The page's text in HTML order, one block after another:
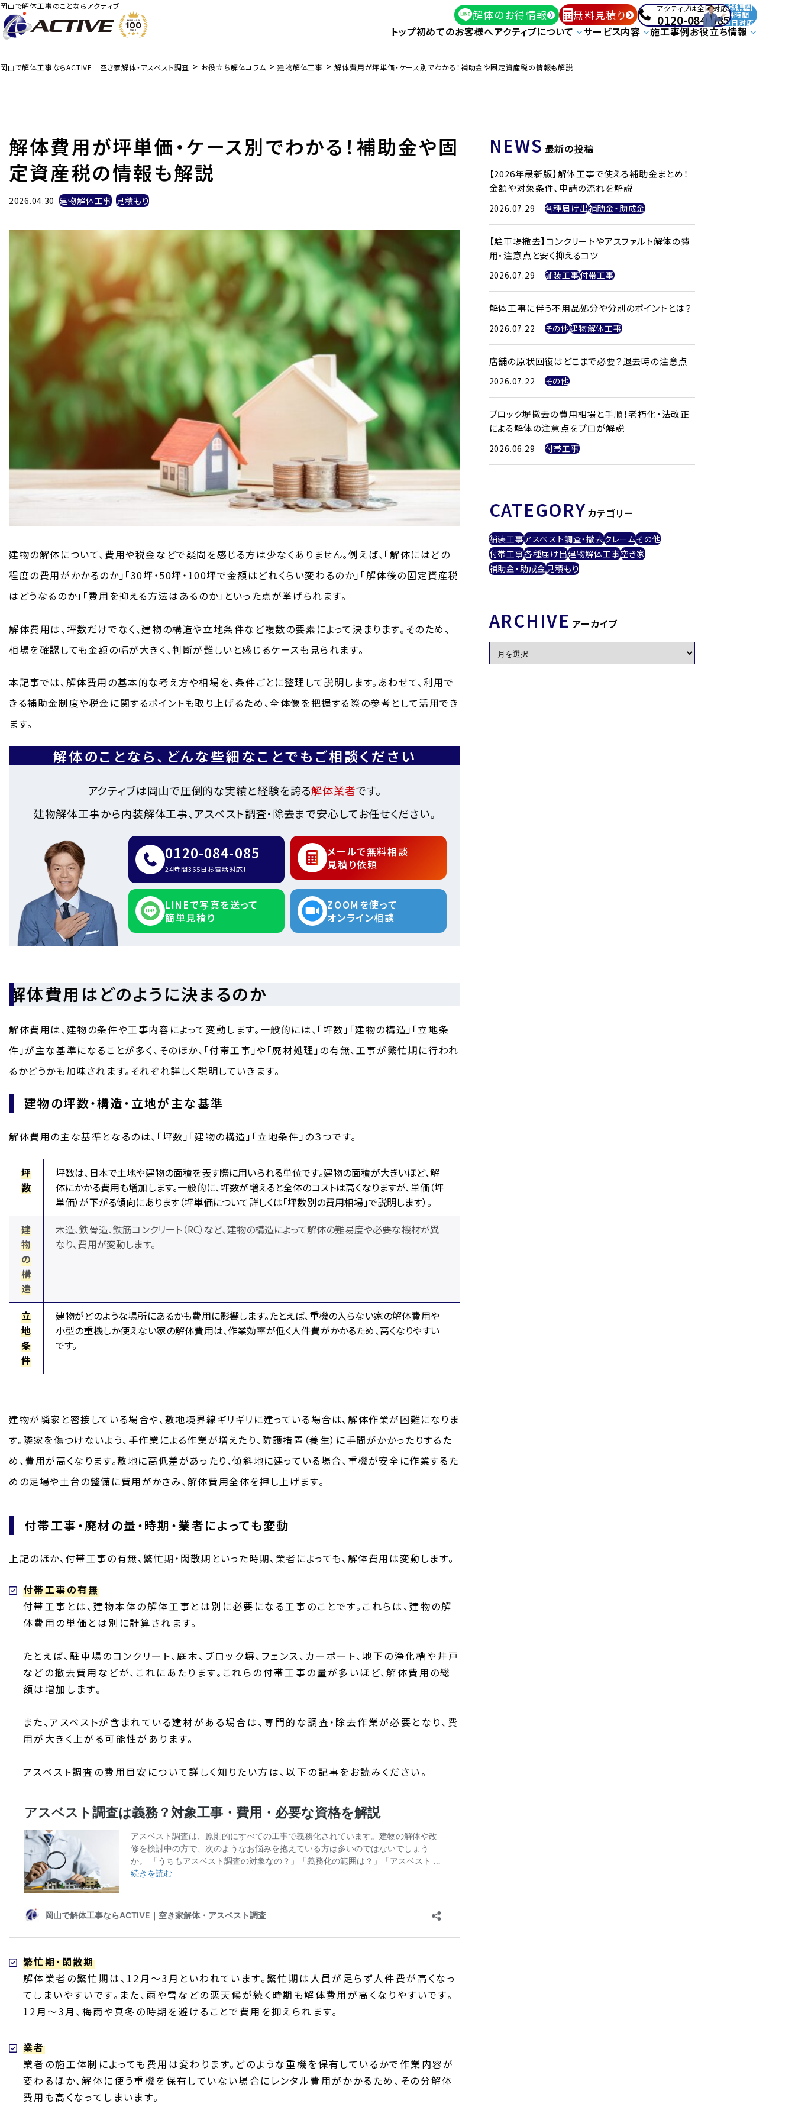
岡山で解体工事のことならアクティブ
解体のお得情報 無料見積り アクティブは全国対応!
0120-084-085
通話無料
24時間
365日対応!
トップ初めてのお客様へアクティブについて サービス内容 施工事例お役立ち情報
岡山で解体工事ならACTIVE｜空き家解体・アスベスト調査 > お役立ち解体コラム >建物解体工事 >解体費用が坪単価・ケース別でわかる！補助金や固定資産税の情報も解説
解体費用が坪単価・ケース別でわかる！補助金や固
定資産税の情報も解説
2026.04.30 建物解体工事 見積もり
建物の解体について、費用や税金などで疑問を感じる方は少なくありません。例えば、「解体にはどの
程度の費用がかかるのか」「30坪・50坪・100坪で金額はどれくらい変わるのか」「解体後の固定資産税
はどうなるのか」「費用を抑える方法はあるのか」といった点が挙げられます。
解体費用は、坪数だけでなく、建物の構造や立地条件など複数の要素によって決まります。そのため、
相場を確認しても金額の幅が大きく、判断が難しいと感じるケースも見られます。
本記事では、解体費用の基本的な考え方や相場を、条件ごとに整理して説明します。あわせて、利用で
きる補助金制度や税金に関するポイントも取り上げるため、全体像を把握する際の参考として活用でき
ます。
解体のことなら、 どんな些細なことでもご相談ください
アクティブは岡山で圧倒的な実績と経験を誇る解体業者です。
建物解体工事から内装解体工事、アスベスト調査・除去まで安心してお任せください。
0120-084-085
24時間365日お電話対応!
メールで無料相談
見積り依頼
LINEで写真を送って
簡単見積り
ZOOMを使って
オンライン相談
解体費用はどのように決まるのか
解体費用は、建物の条件や工事内容によって変動します。一般的には、「坪数」「建物の構造」「立地条
件」が主な基準になることが多く、そのほか、「付帯工事」や「廃材処理」の有無、工事が繁忙期に行われ
るかどうかも加味されます。それぞれ詳しく説明していきます。
建物の坪数・構造・立地が主な基準
解体費用の主な基準となるのは、「坪数」「建物の構造」「立地条件」の３つです。
坪
数
坪数は、日本で土地や建物の面積を表す際に用いられる単位です。建物の面積が大きいほど、解
体にかかる費用も増加します。一般的に、坪数が増えると全体のコストは高くなりますが、単価（坪
単価）が下がる傾向にあります（坪単価について詳しくは「坪数別の費用相場」で説明します）。
建
物
の
構
造
木造、鉄骨造、鉄筋コンクリート（RC）など、建物の構造によって解体の難易度や必要な機材が異
なり、費用が変動します。
立
地
条
件
建物がどのような場所にあるかも費用に影響します。たとえば、重機の入らない家の解体費用や
小型の重機しか使えない家の解体費用は、作業効率が低く人件費がかかるため、高くなりやすい
です。
建物が隣家と密接している場合や、敷地境界線ギリギリに建っている場合は、解体作業が困難になりま
す。隣家を傷つけないよう、手作業による作業が増えたり、防護措置（養生）に手間がかかったりするた
め、費用が高くなります。敷地に高低差があったり、傾斜地に建っている場合、重機が安全に作業するた
めの足場や土台の整備に費用がかさみ、解体費用全体を押し上げます。
付帯工事・廃材の量・時期・業者によっても変動
上記のほか、付帯工事の有無、繁忙期・閑散期といった時期、業者によっても、解体費用は変動します。
付帯工事の有無
付帯工事とは、建物本体の解体工事とは別に必要になる工事のことです。これらは、建物の解
体費用の単価とは別に計算されます。
たとえば、駐車場のコンクリート、庭木、ブロック塀、フェンス、カーポート、地下の浄化槽や井戸
などの撤去費用などが、これにあたります。これらの付帯工事の量が多いほど、解体費用の総
額は増加します。
また、アスベストが含まれている建材がある場合は、専門的な調査・除去作業が必要となり、費
用が大きく上がる可能性があります。
アスベスト調査の費用目安について詳しく知りたい方は、以下の記事をお読みください。
繁忙期・閑散期
解体業者の繁忙期は、12月〜3月といわれています。繁忙期は人員が足らず人件費が高くなっ
てしまいやすいです。また、雨や雪などの悪天候が続く時期も解体費用が高くなりやすいです。
12月〜3月、梅雨や真冬の時期を避けることで費用を抑えられます。
業者
業者の施工体制によっても費用は変わります。どのような重機を保有しているかで作業内容が
変わるほか、解体に使う重機を保有していない場合にレンタル費用がかかるため、その分解体
費用も高くなってしまいます。
NEWS 最新の投稿
【2026年最新版】解体工事で使える補助金まとめ！
金額や対象条件、申請の流れを解説
2026.07.29 各種届け出補助金・助成金
【駐車場撤去】コンクリートやアスファルト解体の費
用・注意点と安く抑えるコツ
2026.07.29 舗装工事付帯工事
解体工事に伴う不用品処分や分別のポイントとは？
2026.07.22 その他建物解体工事
店舗の原状回復はどこまで必要？退去時の注意点
2026.07.22 その他
ブロック塀撤去の費用相場と手順！老朽化・法改正
による解体の注意点をプロが解説
2026.06.29 付帯工事
CATEGORYカテゴリー
舗装工事アスベスト調査・撤去クレームその他
付帯工事各種届け出建物解体工事空き家
補助金・助成金見積もり
ARCHIVE アーカイブ